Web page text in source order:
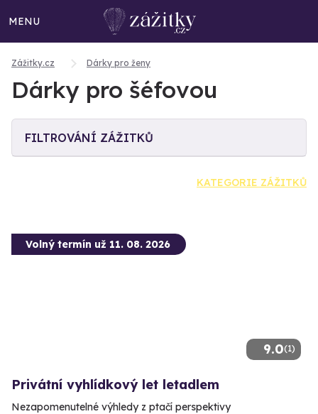
MENU
Zážitky.cz Dárky pro ženy
Dárky pro šéfovou
FILTROVÁNÍ ZÁŽITKŮ
KATEGORIE ZÁŽITKŮ
9.0(1)
Volný termín už 11. 08. 2026
Privátní vyhlídkový let letadlem
Nezapomenutelné výhledy z ptačí perspektivy